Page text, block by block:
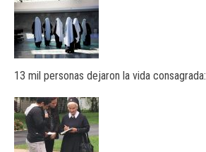
13 mil personas dejaron la vida consagrada: